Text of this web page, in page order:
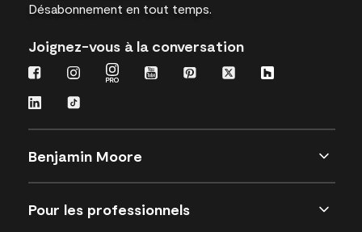
Désabonnement en tout temps.
Joignez-vous à la conversation
Benjamin Moore
Pour les professionnels